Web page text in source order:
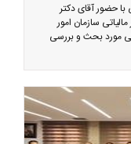
حضور آقای دکتر
سازمان امور
مورد بحث و بررسی